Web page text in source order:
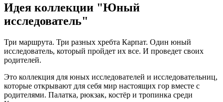
Идея коллекции "Юный
исследователь"
Три маршрута. Три разных хребта Карпат. Один юный
исследователь, который пройдет их все. И проведет своих
родителей.
Это коллекция для юных исследователей и исследовательниц,
которые открывают для себя мир настоящих гор вместе с
родителями. Палатка, рюкзак, костёр и тропинка среди